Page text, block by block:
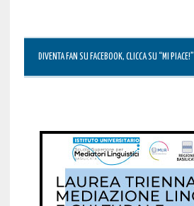
DIVENTA FAN SU FACEBOOK, CLICCA SU “MI PIACE!”